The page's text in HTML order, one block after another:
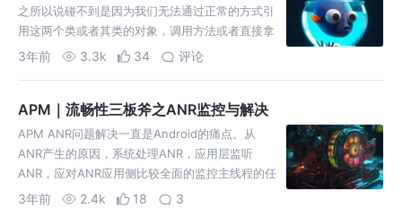
之所以说碰不到是因为我们无法通过正常的方式引
用这两个类或者其类的对象，调用方法或者直接拿
他的属性。但他们其实又无处不在，应用开发中很
3年前 3.3k 34 评论
APM｜流畅性三板斧之ANR监控与解决
APM ANR问题解决一直是Android的痛点。从
ANR产生的原因，系统处理ANR，应用层监听
ANR，应对ANR应用侧比较全面的监控主线程的任
务调度以及为了解决ANR采集系统信息最后给出了
3年前 2.4k 18 3